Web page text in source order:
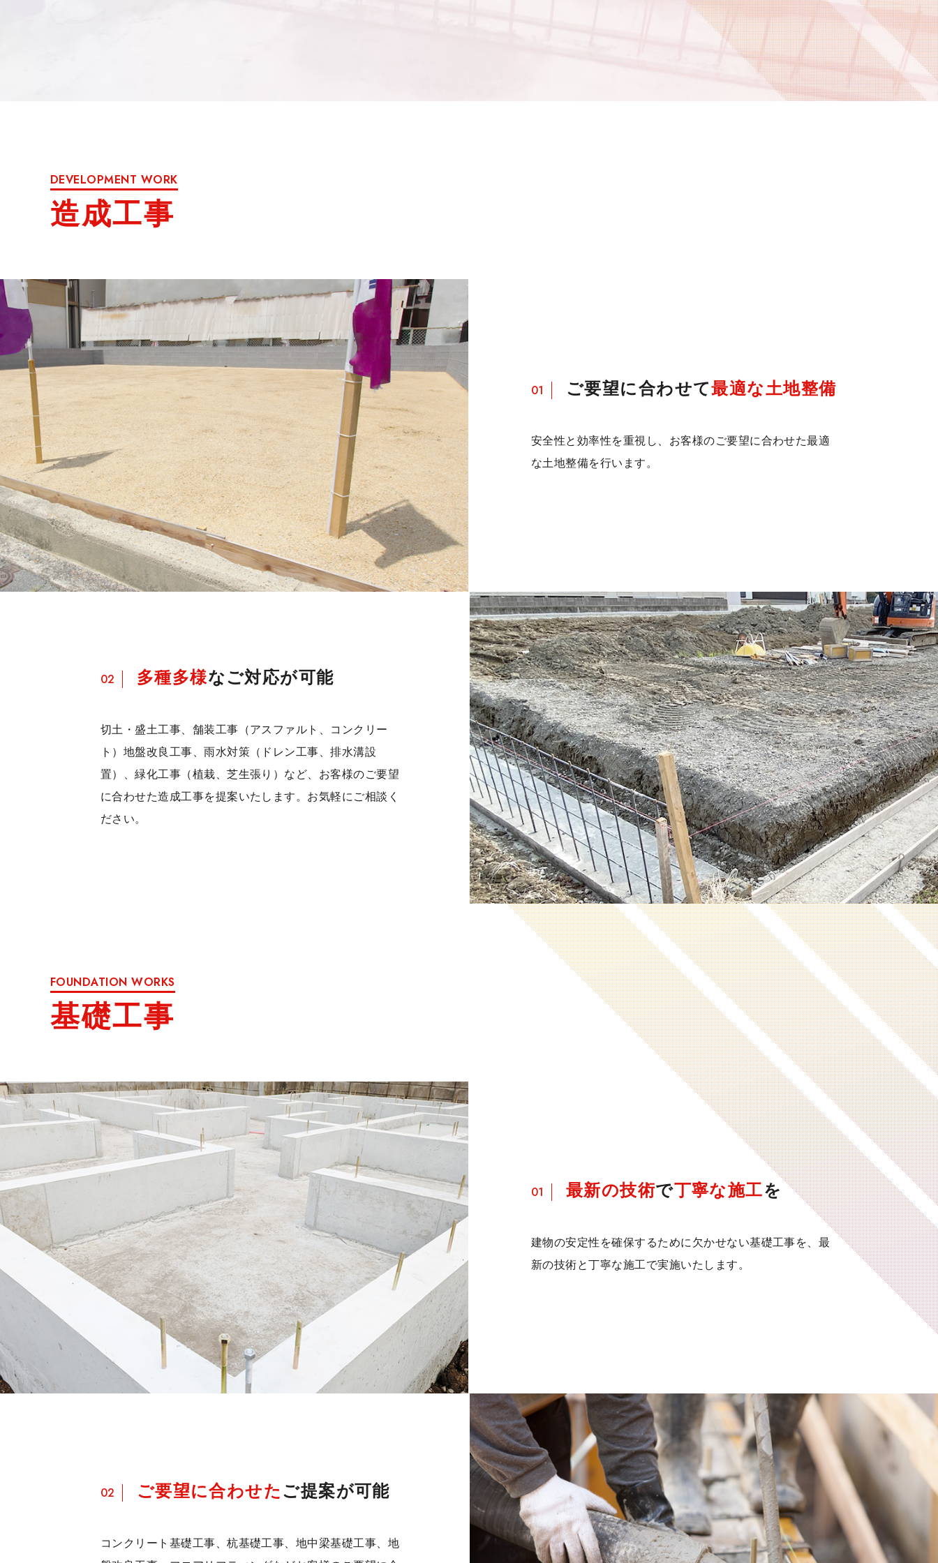
DEVELOPMENT WORK
造成工事
01 ご要望に合わせて最適な土地整備
安全性と効率性を重視し、お客様のご要望に合わせた最適
な土地整備を行います。
02 多種多様なご対応が可能
切土・盛土工事、舗装工事（アスファルト、コンクリー
ト）地盤改良工事、雨水対策（ドレン工事、排水溝設
置）、緑化工事（植栽、芝生張り）など、お客様のご要望
に合わせた造成工事を提案いたします。お気軽にご相談く
ださい。
FOUNDATION WORKS
基礎工事
01 最新の技術で丁寧な施工を
建物の安定性を確保するために欠かせない基礎工事を、最
新の技術と丁寧な施工で実施いたします。
02 ご要望に合わせた ご提案が可能
コンクリート基礎工事、杭基礎工事、地中梁基礎工事、地